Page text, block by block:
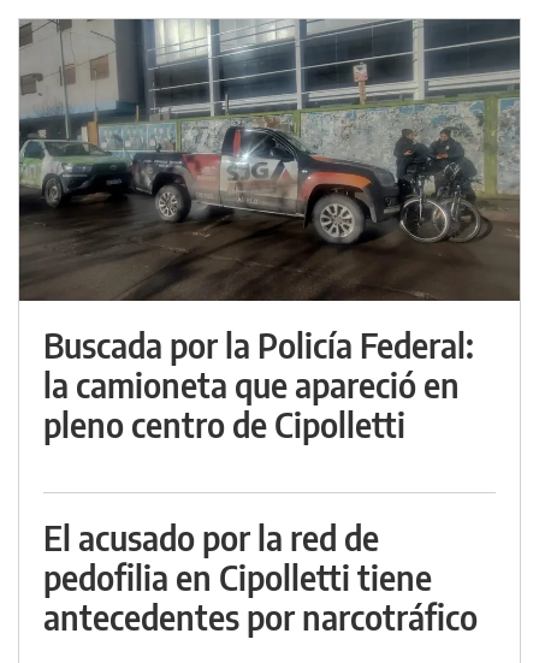
Buscada por la Policía Federal:
la camioneta que apareció en
pleno centro de Cipolletti
El acusado por la red de
pedofilia en Cipolletti tiene
antecedentes por narcotráfico